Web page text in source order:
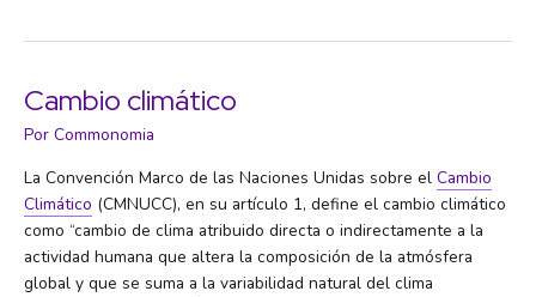
Cambio climático
Por Commonomia
La Convención Marco de las Naciones Unidas sobre el Cambio
Climático (CMNUCC), en su artículo 1, define el cambio climático
como “cambio de clima atribuido directa o indirectamente a la
actividad humana que altera la composición de la atmósfera
global y que se suma a la variabilidad natural del clima